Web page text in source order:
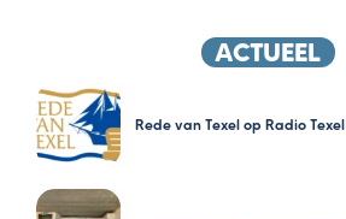
ACTUEEL
Rede van Texel op Radio Texel